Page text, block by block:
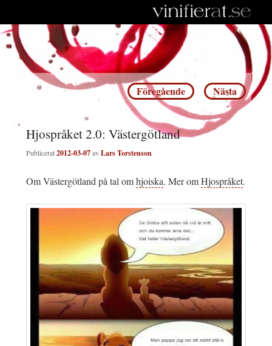
Inläggsnavigering
Föregående Nästa
Hjospråket 2.0: Västergötland
Publicerat2012-03-07avLars Torstenson
Om Västergötland på tal omhjoiska. Mer omHjospråket.